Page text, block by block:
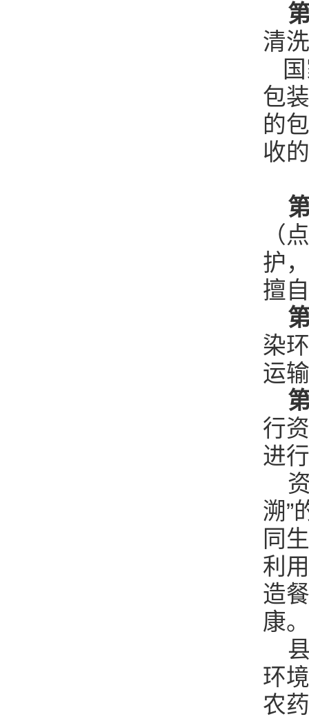
第
清
国
包
的
收
第
（
护
擅
第
染
运
第
行
进
资
溯”
同
利
造
康
县
环
农